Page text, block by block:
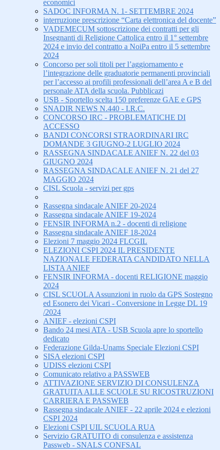
economici
SADOC INFORMA N. 1- SETTEMBRE 2024
interruzione prescrizione “Carta elettronica del docente”
VADEMECUM sottoscrizione dei contratti per gli
Insegnanti di Religione Cattolica entro il 1° settembre
2024 e invio del contratto a NoiPa entro il 5 settembre
2024
Concorso per soli titoli per l’aggiornamento e
l’integrazione delle graduatorie permanenti provinciali
per l’accesso ai profili professionali dell’area A e B del
personale ATA della scuola. Pubblicazi
USB - Sportello scelta 150 preferenze GAE e GPS
SNADIR NEWS N.440 - I.R.C.
CONCORSO IRC - PROBLEMATICHE DI
ACCESSO
BANDI CONCORSI STRAORDINARI IRC
DOMANDE 3 GIUGNO-2 LUGLIO 2024
RASSEGNA SINDACALE ANIEF N. 22 del 03
GIUGNO 2024
RASSEGNA SINDACALE ANIEF N. 21 del 27
MAGGIO 2024
CISL Scuola - servizi per gps
Rassegna sindacale ANIEF 20-2024
Rassegna sindacale ANIEF 19-2024
FENSIR INFORMA n.2 - docenti di religione
Rassegna sindacale ANIEF 18-2024
Elezioni 7 maggio 2024 FLCGIL
ELEZIONI CSPI 2024 IL PRESIDENTE
NAZIONALE FEDERATA CANDIDATO NELLA
LISTA ANIEF
FENSIR INFORMA - docenti RELIGIONE maggio
2024
CISL SCUOLA Assunzioni in ruolo da GPS Sostegno
ed Esonero dei Vicari - Conversione in Legge DL 19
/2024
ANIEF - elezioni CSPI
Bando 24 mesi ATA - USB Scuola apre lo sportello
dedicato
Federazione Gilda-Unams Speciale Elezioni CSPI
SISA elezioni CSPI
UDISS elezioni CSPI
Comunicato relativo a PASSWEB
ATTIVAZIONE SERVIZIO DI CONSULENZA
GRATUITA ALLE SCUOLE SU RICOSTRUZIONI
CARRIERA E PASSWEB
Rassegna sindacale ANIEF - 22 aprile 2024 e elezioni
CSPI 2024
Elezioni CSPI UIL SCUOLA RUA
Servizio GRATUITO di consulenza e assistenza
Passweb - SNALS CONFSAL